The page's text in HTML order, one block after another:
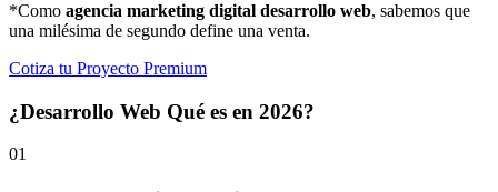
*Como agencia marketing digital desarrollo web, sabemos que
una milésima de segundo define una venta.
Cotiza tu Proyecto Premium
¿Desarrollo Web Qué es en 2026?
01